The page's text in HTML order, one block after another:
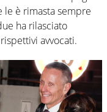
le è rimasta sempre
ha rilasciato
avvocati.